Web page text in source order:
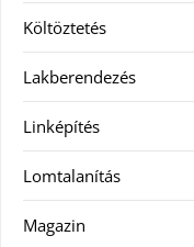
Költöztetés
Lakberendezés
Linképítés
Lomtalanítás
Magazin